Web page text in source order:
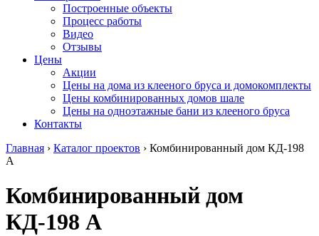
Построенные объекты
Процесс работы
Видео
Отзывы
Цены
Акции
Цены на дома из клееного бруса и домокомплекты
Цены комбинированных домов шале
Цены на одноэтажные бани из клееного бруса
Контакты
Главная › Каталог проектов › Комбинированный дом КД-198
А
Комбинированный дом
КД-198 А